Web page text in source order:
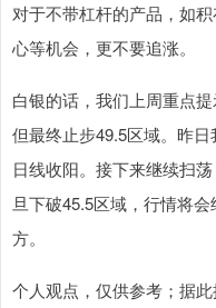
对于不带杠杆的产品，如
心等机会，更不要追涨。
白银的话，我们上周重点
但最终止步49.5区域。昨
日线收阳。接下来继续扫
旦下破45.5区域，行情将
方。
个人观点，仅供参考；据